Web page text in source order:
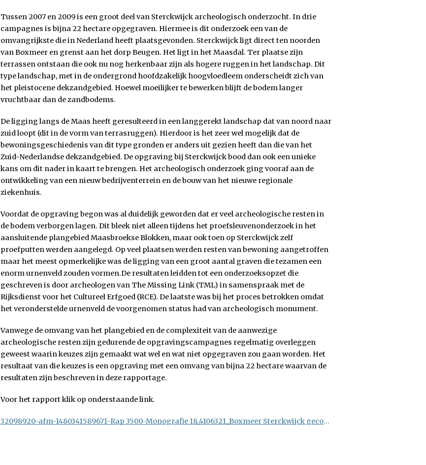
Tussen 2007 en 2009 is een groot deel van Sterckwijck archeologisch onderzocht. In drie
campagnes is bijna 22 hectare opgegraven. Hiermee is dit onderzoek een van de
omvangrijkste die in Nederland heeft plaatsgevonden. Sterckwijck ligt direct ten noorden
van Boxmeer en grenst aan het dorp Beugen. Het ligt in het Maasdal. Ter plaatse zijn
terrassen ontstaan die ook nu nog herkenbaar zijn als hogere ruggen in het landschap. Dit
type landschap, met in de ondergrond hoofdzakelijk hoogvloedleem onderscheidt zich van
het pleistocene dekzandgebied. Hoewel moeilijker te bewerken blijft de bodem langer
vruchtbaar dan de zandbodems.
De ligging langs de Maas heeft geresulteerd in een langgerekt landschap dat van noord naar
zuid loopt (dit in de vorm van terrasruggen). Hierdoor is het zeer wel mogelijk dat de
bewoningsgeschiedenis van dit type gronden er anders uit gezien heeft dan die van het
Zuid-Nederlandse dekzandgebied. De opgraving bij Sterckwijck bood dan ook een unieke
kans om dit nader in kaart te brengen. Het archeologisch onderzoek ging vooraf aan de
ontwikkeling van een nieuw bedrijventerrein en de bouw van het nieuwe regionale
ziekenhuis.
Voordat de opgraving begon was al duidelijk geworden dat er veel archeologische resten in
de bodem verborgen lagen. Dit bleek niet alleen tijdens het proefsleuvenonderzoek in het
aansluitende plangebied Maasbroekse Blokken, maar ook toen op Sterckwijck zelf
proefputten werden aangelegd. Op veel plaatsen werden resten van bewoning aangetroffen
maar het meest opmerkelijke was de ligging van een groot aantal graven die tezamen een
enorm urnenveld zouden vormen.De resultaten leidden tot een onderzoeksopzet die
geschreven is door archeologen van The Missing Link (TML) in samenspraak met de
Rijksdienst voor het Cultureel Erfgoed (RCE). De laatste was bij het proces betrokken omdat
het veronderstelde urnenveld de voorgenomen status had van archeologisch monument.
Vanwege de omvang van het plangebied en de complexiteit van de aanwezige
archeologische resten zijn gedurende de opgravingscampagnes regelmatig overleggen
geweest waarin keuzes zijn gemaakt wat wel en wat niet opgegraven zou gaan worden. Het
resultaat van die keuzes is een opgraving met een omvang van bijna 22 hectare waarvan de
resultaten zijn beschreven in deze rapportage.
Voor het rapport klik op onderstaande link.
32098920-afm-1480341589671-Rap 3500-Monografie 18_4106321_Boxmeer Sterckwijck gecompr BOEK.pdf(deel 2).pdf (cultureelerfgoed.nl)